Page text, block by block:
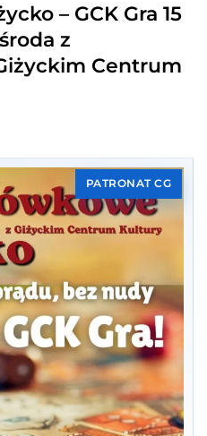
– GCK Gra 15
z
Centrum
PATRONAT CG